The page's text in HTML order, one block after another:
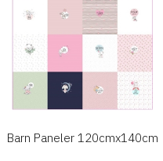
Barn Paneler 120cmx140cm